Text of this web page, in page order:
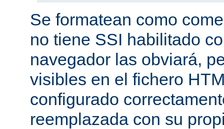
Se formatean como
no tiene SSI habilitado
navegador las obviará,
visibles en el fichero
configurado
reemplazada con su